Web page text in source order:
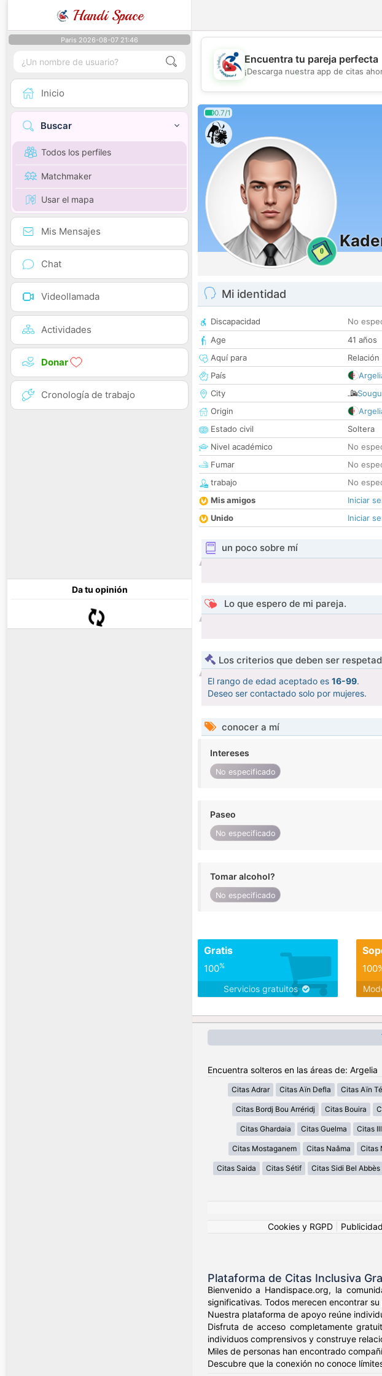
Handi Space
Paris 2026-08-07 21:46
Inicio
Buscar
Todos los perfiles
Matchmaker
Usar el mapa
Mis Mensajes
Chat
Videollamada
Actividades
Donar
Cronología de trabajo
Da tu opinión
💖
Encuentra tu pareja perfecta
¡Descarga nuestra app de citas
0.7/1
0
Mi identidad
Discapacidad
No
Age
41 años
Aquí para
País
City
Origin
Estado civil
Soltera
Nivel académico
No
Fumar
No
trabajo
No
Mis amigos
Iniciar
Unido
Iniciar
un poco sobre mí
Lo que espero de mi pareja.
Los criterios que deben ser
El rango de edad aceptado es 16-99.
Deseo ser contactado solo por mujeres.
conocer a mí
Intereses
No especificado
Paseo
No especificado
Tomar alcohol?
No especificado
Gratis
100%
Servicios gratuitos
Encuentra solteros en las áreas de: Argelia
Citas Adrar Citas Aïn Defla Citas Aïn
Citas Bordj Bou Arréridj Citas Bouira
Citas Ghardaia Citas Guelma Citas
Citas Mostaganem Citas Naâma Citas
Citas Saida Citas Sétif Citas Sidi Bel Abbès
Cookies y RGPD
Publicidad
Plataforma de Citas Inclusiva
Bienvenido a Handispace.org, la
significativas. Todos merecen encontrar
Nuestra plataforma de apoyo reúne
Disfruta de acceso completamente
individuos comprensivos y construye
Miles de personas han encontrado
Descubre que la conexión no conoce